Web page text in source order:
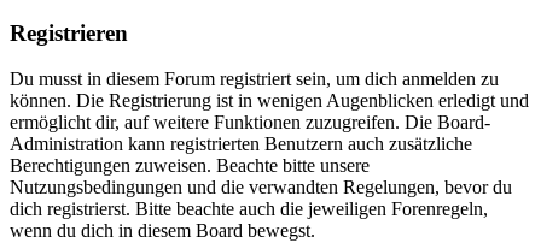
Registrieren
Du musst in diesem Forum registriert sein, um dich anmelden zu
können. Die Registrierung ist in wenigen Augenblicken erledigt und
ermöglicht dir, auf weitere Funktionen zuzugreifen. Die Board-
Administration kann registrierten Benutzern auch zusätzliche
Berechtigungen zuweisen. Beachte bitte unsere
Nutzungsbedingungen und die verwandten Regelungen, bevor du
dich registrierst. Bitte beachte auch die jeweiligen Forenregeln,
wenn du dich in diesem Board bewegst.